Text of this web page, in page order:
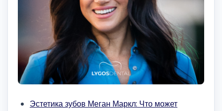
Эстетика зубов Меган Маркл: Что может